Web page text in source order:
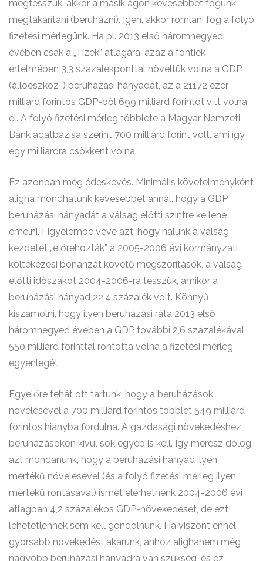
megtesszük, akkor a másik ágon kevesebbet fogunk
megtakarítani (beruházni). Igen, akkor romlani fog a folyó
fizetési mérlegünk. Ha pl. 2013 első háromnegyed
évében csak a „Tízek” átlagára, azaz a föntiek
értelmében 3,3 százalékponttal növeltük volna a GDP
(állóeszköz-) beruházási hányadát, az a 21172 ezer
milliárd forintos GDP-ből 699 milliárd forintot vitt volna
el. A folyó fizetési mérleg többlete a Magyar Nemzeti
Bank adatbázisa szerint 700 milliárd forint volt, ami így
egy milliárdra csökkent volna.
Ez azonban még édeskevés. Minimális követelményként
aligha mondhatunk kevesebbet annál, hogy a GDP
beruházási hányadát a válság előtti szintre kellene
emelni. Figyelembe véve azt, hogy nálunk a válság
kezdetét „előrehozták” a 2005-2006 évi kormányzati
költekezési bonanzát követő megszorítások, a válság
előtti időszakot 2004-2006-ra tesszük, amikor a
beruházási hányad 22,4 százalék volt. Könnyű
kiszámolni, hogy ilyen beruházási ráta 2013 első
háromnegyed évében a GDP további 2,6 százalékával,
550 milliárd forinttal rontotta volna a fizetési mérleg
egyenlegét.
Egyelőre tehát ott tartunk, hogy a beruházások
növelésével a 700 milliárd forintos többlet 549 milliárd
forintos hiányba fordulna. A gazdasági növekedéshez
beruházásokon kívül sok egyéb is kell. Így merész dolog
azt mondanunk, hogy a beruházási hányad ilyen
mértékű növelésével (és a folyó fizetési mérleg ilyen
mértékű rontásával) ismét elérhetnénk 2004-2006 évi
átlagban 4,2 százalékos GDP-növekedését, de ezt
lehetetlennek sem kell gondolnunk. Ha viszont ennél
gyorsabb növekedést akarunk, ahhoz alighanem még
nagyobb beruházási hányadra van szükség, és ez